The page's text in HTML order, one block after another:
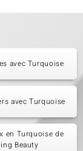
avec Turquoise
avec Turquoise
en Turquoise de
Beauty